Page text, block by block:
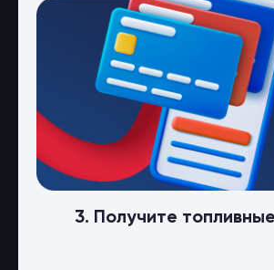
3. Получите